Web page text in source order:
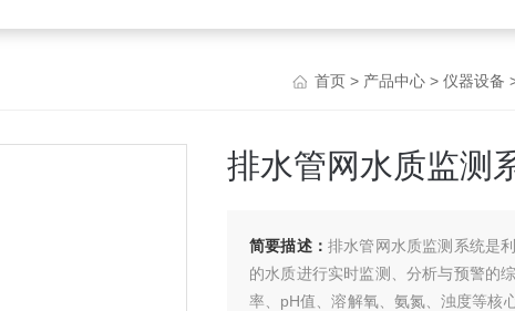
首页 > 产品中心 > 仪器设备
排水管网水质监测
简要描述： 排水管网水质监测系统是
的水质进行实时监测、分析与预警的
率、pH值、溶解氧、氨氮、浊度等核